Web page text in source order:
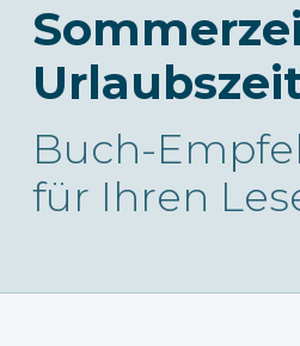
Buch-
für Ihren